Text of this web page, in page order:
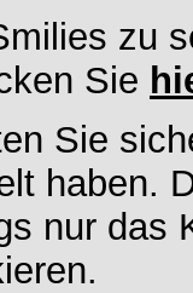
zu
Sie
Sie
haben.
nur das